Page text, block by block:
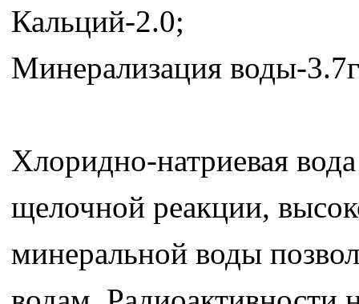
Кальций-2.0;
Минерализация воды-
Хлоридно-натриевая
щелочной реакции,
минеральной воды